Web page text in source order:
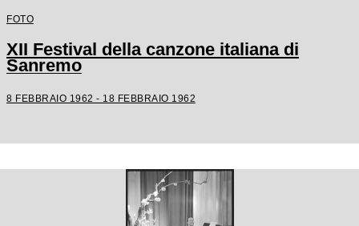
FOTO
XII Festival della canzone italiana di
Sanremo
8 FEBBRAIO 1962 - 18 FEBBRAIO 1962